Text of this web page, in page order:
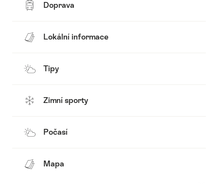
Doprava
Lokální informace
Tipy
Zimní sporty
Počasí
Mapa